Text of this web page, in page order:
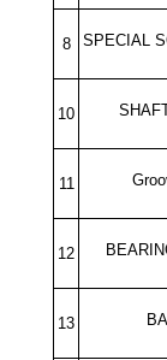
8
SPECIAL
10
11
12
13